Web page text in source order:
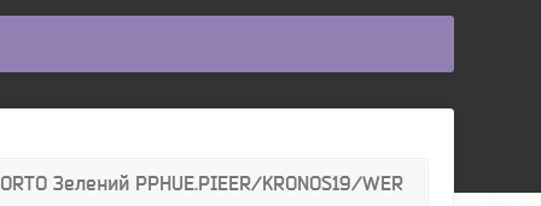
Зелений PPHUE.PIEER/KRONOS19/WER